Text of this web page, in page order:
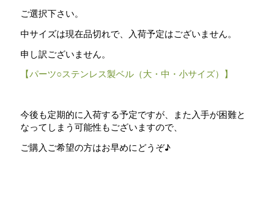
ご選択下さい。
中サイズは現在品切れで、入荷予定はございません。
申し訳ございません。
【パーツ○ステンレス製ベル（大・中・小サイズ）】
今後も定期的に入荷する予定ですが、また入手が困難と
なってしまう可能性もございますので、
ご購入ご希望の方はお早めにどうぞ♪